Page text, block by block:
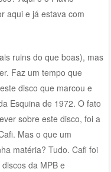
aqui e já estava com
ruins do que boas), mas
Faz um tempo que
disco que marcou e
Esquina de 1972. O fato
sobre este disco, foi a
Mas o que um
matéria? Tudo. Cafi foi
da MPB e